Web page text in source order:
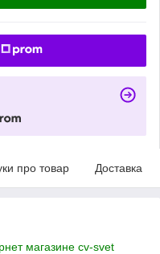
про товар Доставка
магазине cv-svet